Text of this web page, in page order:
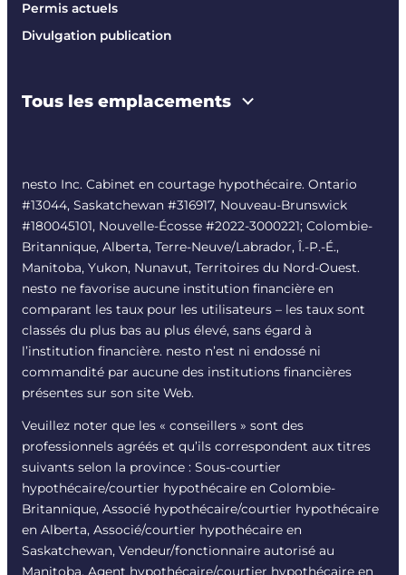
Permis actuels
Divulgation publication
Tous les emplacements
nesto Inc. Cabinet en courtage hypothécaire. Ontario
#13044, Saskatchewan #316917, Nouveau-Brunswick
#180045101, Nouvelle-Écosse #2022-3000221; Colombie-
Britannique, Alberta, Terre-Neuve/Labrador, Î.-P.-É.,
Manitoba, Yukon, Nunavut, Territoires du Nord-Ouest.
nesto ne favorise aucune institution financière en
comparant les taux pour les utilisateurs – les taux sont
classés du plus bas au plus élevé, sans égard à
l’institution financière. nesto n’est ni endossé ni
commandité par aucune des institutions financières
présentes sur son site Web.
Veuillez noter que les « conseillers » sont des
professionnels agréés et qu’ils correspondent aux titres
suivants selon la province : Sous-courtier
hypothécaire/courtier hypothécaire en Colombie-
Britannique, Associé hypothécaire/courtier hypothécaire
en Alberta, Associé/courtier hypothécaire en
Saskatchewan, Vendeur/fonctionnaire autorisé au
Manitoba, Agent hypothécaire/courtier hypothécaire en